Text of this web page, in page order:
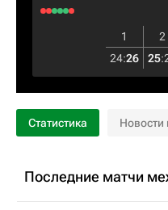
1 2
24:26 25:
Статистика Новости
Последние матчи